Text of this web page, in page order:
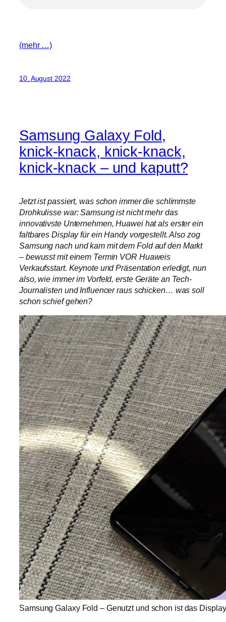
(mehr …)
10. August 2022
Samsung Galaxy Fold,
knick-knack, knick-knack,
knick-knack – und kaputt?
Jetzt ist passiert, was schon immer die schlimmste
Drohkulisse war: Samsung ist nicht mehr das
innovativste Unternehmen, Huawei hat als erster ein
faltbares Display für ein Handy vorgestellt. Also zog
Samsung nach und kam mit dem Fold auf den Markt
– bewusst mit einem Termin VOR Huaweis
Verkaufsstart. Keynote und Präsentation erledigt, nun
also, wie immer im Vorfeld, erste Geräte an Tech-
Journalisten und Influencer raus schicken… was soll
schon schief gehen?
Samsung Galaxy Fold – Genutzt und schon ist das